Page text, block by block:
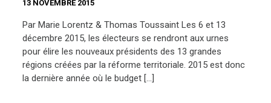
13 NOVEMBRE 2015
Par Marie Lorentz & Thomas Toussaint Les 6 et 13
décembre 2015, les électeurs se rendront aux urnes
pour élire les nouveaux présidents des 13 grandes
régions créées par la réforme territoriale. 2015 est donc
la dernière année où le budget […]